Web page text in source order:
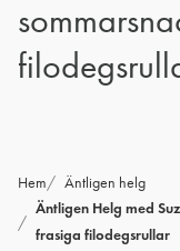
Hem Äntligen helg
Äntligen Helg med
frasiga filodegsrullar